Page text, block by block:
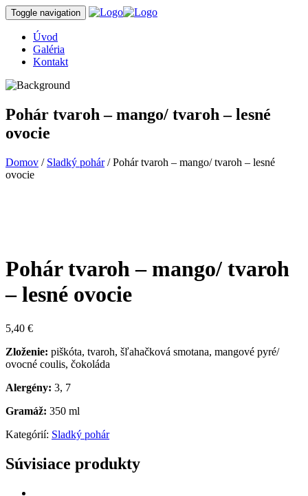
Toggle navigation
Úvod
Galéria
Kontakt
Pohár tvaroh – mango/ tvaroh – lesné
ovocie
Domov / Sladký pohár/ Pohár tvaroh – mango/ tvaroh – lesné
ovocie
Pohár tvaroh – mango/ tvaroh
– lesné ovocie
5,40 €
Zloženie: piškóta, tvaroh, šľahačková smotana, mangové pyré/
ovocné coulis, čokoláda
Alergény: 3, 7
Gramáž: 350 ml
Kategórií: Sladký pohár
Súvisiace produkty